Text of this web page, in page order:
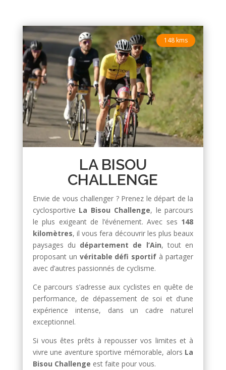
148 kms
LA BISOU
CHALLENGE
Envie de vous challenger ? Prenez le départ de la
cyclosportive La Bisou Challenge, le parcours
le plus exigeant de l’événement. Avec ses 148
kilomètres, il vous fera découvrir les plus beaux
paysages du département de l’Ain, tout en
proposant un véritable défi sportif à partager
avec d’autres passionnés de cyclisme.
Ce parcours s’adresse aux cyclistes en quête de
performance, de dépassement de soi et d’une
expérience intense, dans un cadre naturel
exceptionnel.
Si vous êtes prêts à repousser vos limites et à
vivre une aventure sportive mémorable, alors La
Bisou Challenge est faite pour vous.